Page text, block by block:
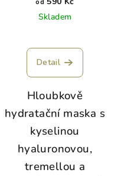
od
Skladem
Detail
Hloubkově
hydratační maska s
kyselinou
hyaluronovou,
tremellou a